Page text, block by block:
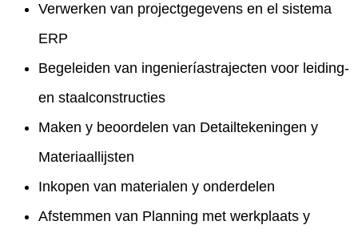
Verwerken van projectgegevens en el sistema
ERP
Begeleiden van ingenieríastrajecten voor leiding-
en staalconstructies
Maken y beoordelen van Detailtekeningen y
Materiaallijsten
Inkopen van materialen y onderdelen
Afstemmen van Planning met werkplaats y